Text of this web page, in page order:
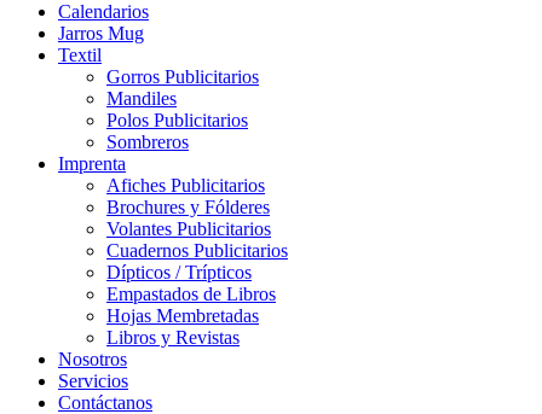
Calendarios
Jarros Mug
Textil
Gorros Publicitarios
Mandiles
Polos Publicitarios
Sombreros
Imprenta
Afiches Publicitarios
Brochures y Fólderes
Volantes Publicitarios
Cuadernos Publicitarios
Dípticos / Trípticos
Empastados de Libros
Hojas Membretadas
Libros y Revistas
Nosotros
Servicios
Contáctanos